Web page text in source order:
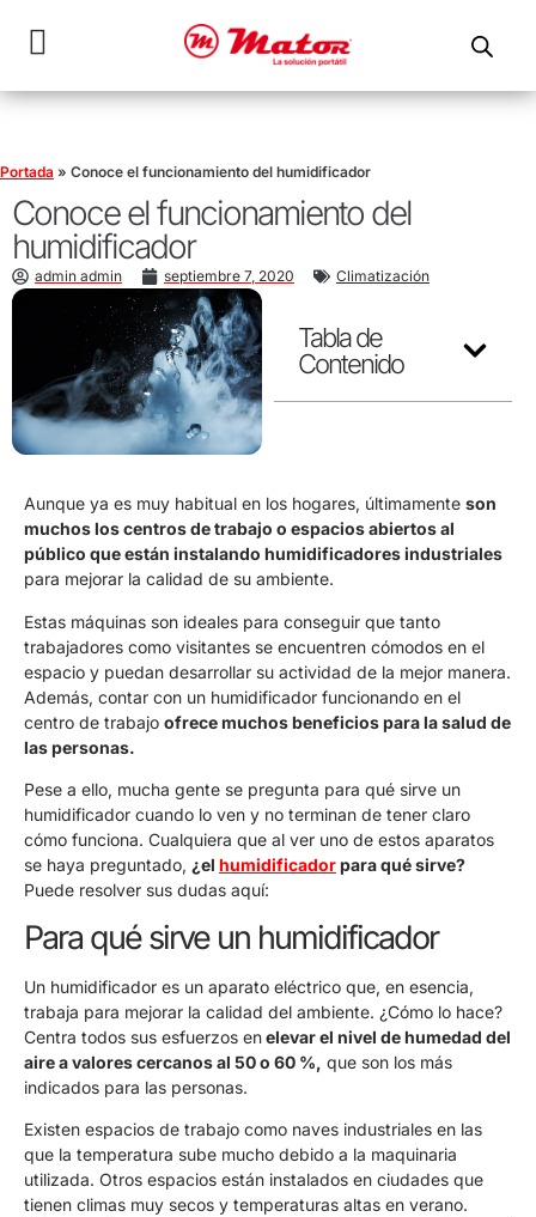
Portada » Conoce el funcionamiento del humidificador
Conoce el funcionamiento del
humidificador
admin admin septiembre 7, 2020 Climatización
Tabla de
Contenido
Aunque ya es muy habitual en los hogares, últimamente son
muchos los centros de trabajo o espacios abiertos al
público que están instalando humidificadores industriales
para mejorar la calidad de su ambiente.
Estas máquinas son ideales para conseguir que tanto
trabajadores como visitantes se encuentren cómodos en el
espacio y puedan desarrollar su actividad de la mejor manera.
Además, contar con un humidificador funcionando en el
centro de trabajo ofrece muchos beneficios para la salud de
las personas.
Pese a ello, mucha gente se pregunta para qué sirve un
humidificador cuando lo ven y no terminan de tener claro
cómo funciona. Cualquiera que al ver uno de estos aparatos
se haya preguntado, ¿el humidificadorpara qué sirve?
Puede resolver sus dudas aquí:
Para qué sirve un humidificador
Un humidificador es un aparato eléctrico que, en esencia,
trabaja para mejorar la calidad del ambiente. ¿Cómo lo hace?
Centra todos sus esfuerzos enelevar el nivel de humedad del
aire a valores cercanos al 50 o 60 %, que son los más
indicados para las personas.
Existen espacios de trabajo como naves industriales en las
que la temperatura sube mucho debido a la maquinaria
utilizada. Otros espacios están instalados en ciudades que
tienen climas muy secos y temperaturas altas en verano.